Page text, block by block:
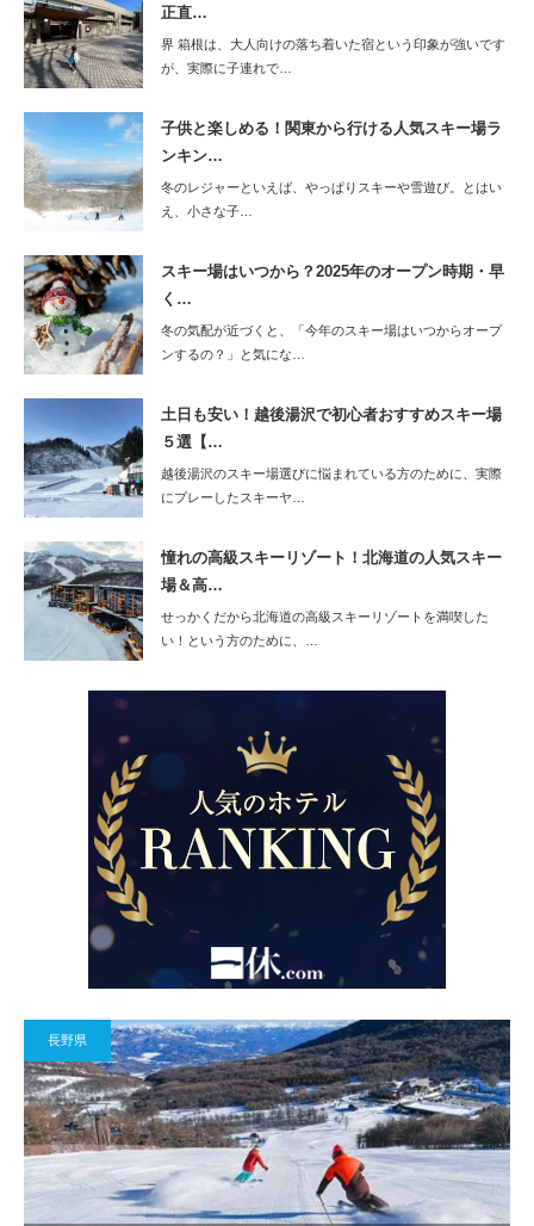
正直…
界 箱根は、大人向けの落ち着いた宿という印象が強いです
が、実際に子連れで…
子供と楽しめる！関東から行ける人気スキー場ラ
ンキン…
冬のレジャーといえば、やっぱりスキーや雪遊び。とはい
え、小さな子…
スキー場はいつから？2025年のオープン時期・早
く…
冬の気配が近づくと、「今年のスキー場はいつからオープ
ンするの？」と気にな…
土日も安い！越後湯沢で初心者おすすめスキー場
５選【…
越後湯沢のスキー場選びに悩まれている方のために、実際
にプレーしたスキーヤ…
憧れの高級スキーリゾート！北海道の人気スキー
場＆高…
せっかくだから北海道の高級スキーリゾートを満喫した
い！という方のために、…
長野県